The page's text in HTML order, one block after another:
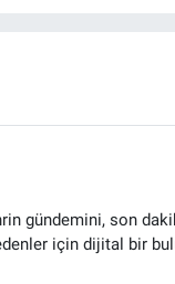
gündemini, son
için dijital bir